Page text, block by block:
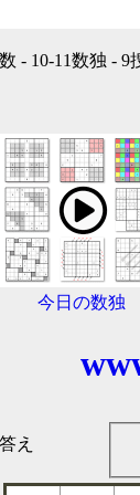
- 10‐11数独 -
今日の数独
答え